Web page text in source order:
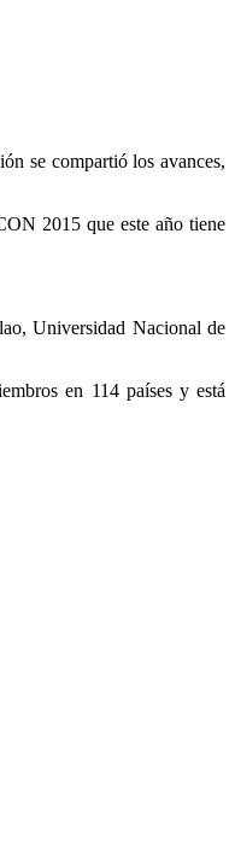
se compartió los avances,
2015 que este año tiene
Universidad Nacional de
en 114 países y está